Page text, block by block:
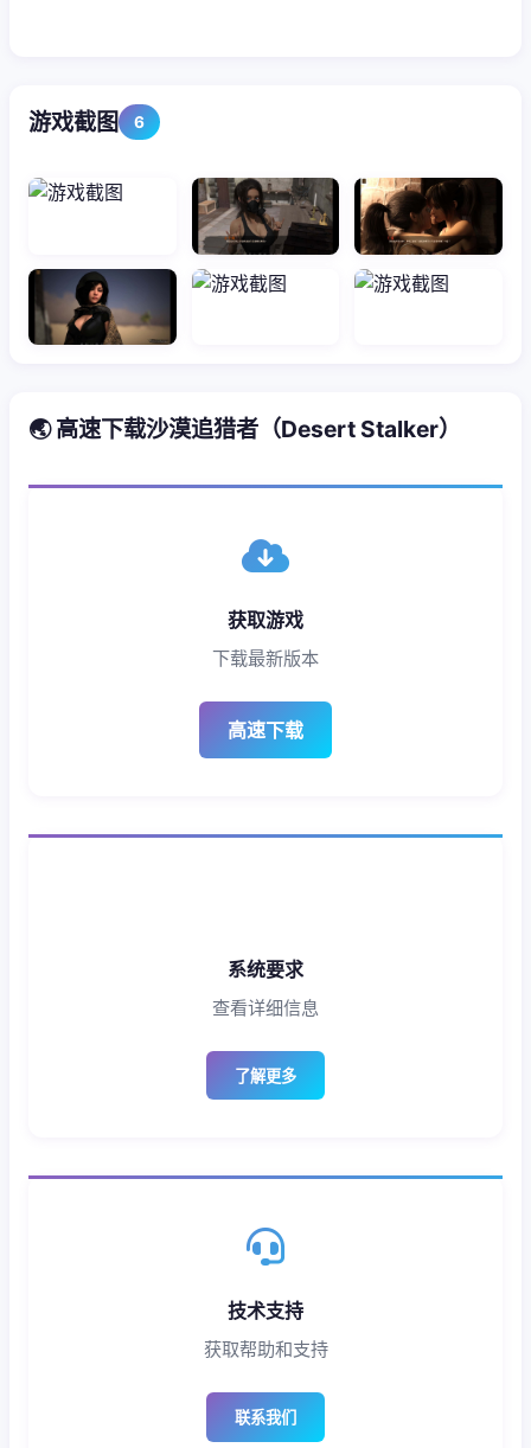
游戏截图 6
🌏 高速下载沙漠追猎者（Desert Stalker）
获取游戏
下载最新版本
高速下载
系统要求
查看详细信息
了解更多
技术支持
获取帮助和支持
联系我们